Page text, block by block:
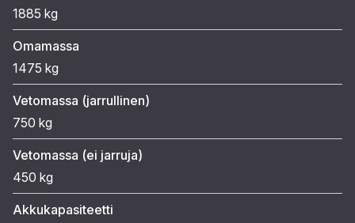
1885 kg
Omamassa
1475 kg
Vetomassa (jarrullinen)
750 kg
Vetomassa (ei jarruja)
450 kg
Akkukapasiteetti